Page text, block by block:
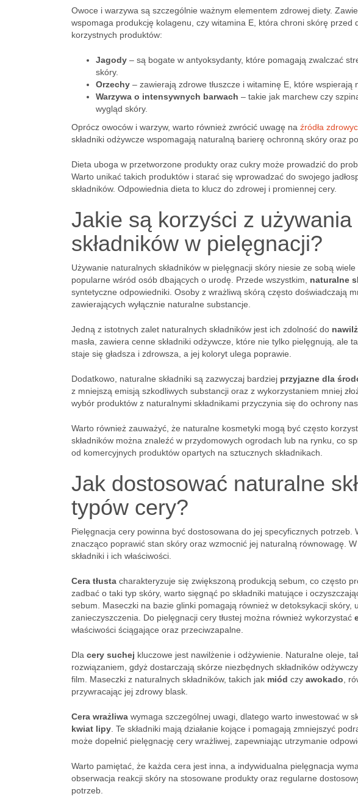
Owoce i warzywa są szczególnie ważnym elementem zdrowej diety.
wspomaga produkcję kolagenu, czy witamina E, która chroni skórę przed
korzystnych produktów:
Jagody – są bogate w antyoksydanty, które pomagają zwalczać
skóry.
Orzechy – zawierają zdrowe tłuszcze i witaminę E, które wspierają
Warzywa o intensywnych barwach – takie jak marchew czy
wygląd skóry.
Oprócz owoców i warzyw, warto również zwrócić uwagę na źródła
składniki odżywcze wspomagają naturalną barierę ochronną skóry oraz
Dieta uboga w przetworzone produkty oraz cukry może prowadzić do
Warto unikać takich produktów i starać się wprowadzać do swojego
składników. Odpowiednia dieta to klucz do zdrowej i promiennej cery.
Jakie są korzyści z
składników w pielęgnacji?
Używanie naturalnych składników w pielęgnacji skóry niesie ze sobą
popularne wśród osób dbających o urodę. Przede wszystkim, naturalne
syntetyczne odpowiedniki. Osoby z wrażliwą skórą często doświadczają
zawierających wyłącznie naturalne substancje.
Jedną z istotnych zalet naturalnych składników jest ich zdolność do
masła, zawiera cenne składniki odżywcze, które nie tylko pielęgnują, ale
staje się gładsza i zdrowsza, a jej koloryt ulega poprawie.
Dodatkowo, naturalne składniki są zazwyczaj bardziej przyjazne dla
z mniejszą emisją szkodliwych substancji oraz z wykorzystaniem mniej
wybór produktów z naturalnymi składnikami przyczynia się do ochrony
Warto również zauważyć, że naturalne kosmetyki mogą być często
składników można znaleźć w przydomowych ogrodach lub na rynku, co
od komercyjnych produktów opartych na sztucznych składnikach.
Jak dostosować naturalne
typów cery?
Pielęgnacja cery powinna być dostosowana do jej specyficznych potrzeb.
znacząco poprawić stan skóry oraz wzmocnić jej naturalną równowagę.
składniki i ich właściwości.
Cera tłusta charakteryzuje się zwiększoną produkcją sebum, co często
zadbać o taki typ skóry, warto sięgnąć po składniki matujące i
sebum. Maseczki na bazie glinki pomagają również w detoksykacji skóry,
zanieczyszczenia. Do pielęgnacji cery tłustej można również wykorzystać
właściwości ściągające oraz przeciwzapalne.
Dla cery suchej kluczowe jest nawilżenie i odżywienie. Naturalne oleje,
rozwiązaniem, gdyż dostarczają skórze niezbędnych składników
film. Maseczki z naturalnych składników, takich jak miód czy awokado ,
przywracając jej zdrowy blask.
Cera wrażliwa wymaga szczególnej uwagi, dlatego warto inwestować w
kwiat lipy . Te składniki mają działanie kojące i pomagają zmniejszyć
może dopełnić pielęgnację cery wrażliwej, zapewniając utrzymanie
Warto pamiętać, że każda cera jest inna, a indywidualna pielęgnacja
obserwacja reakcji skóry na stosowane produkty oraz regularne
potrzeb.